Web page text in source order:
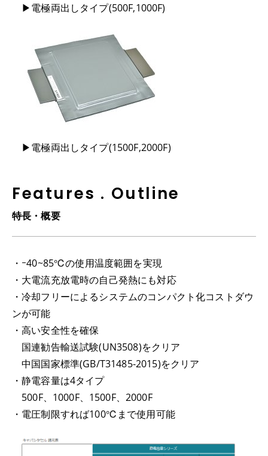
▶電極両出しタイプ(500F,1000F)
▶電極両出しタイプ(1500F,2000F)
Features . Outline
特長・概要
・ｰ40~85℃の使⽤温度範囲を実現
・大電流充放電時の自己発熱にも対応
・冷却フリーによるシステムのコンパクト化コストダウ
ンが可能
・高い安全性を確保
国連勧告輸送試験(UN3508)をクリア
中国国家標準(GB/T31485-2015)をクリア
・静電容量は4タイプ
500F、1000F、1500F、2000F
・電圧制限すれば100℃まで使用可能